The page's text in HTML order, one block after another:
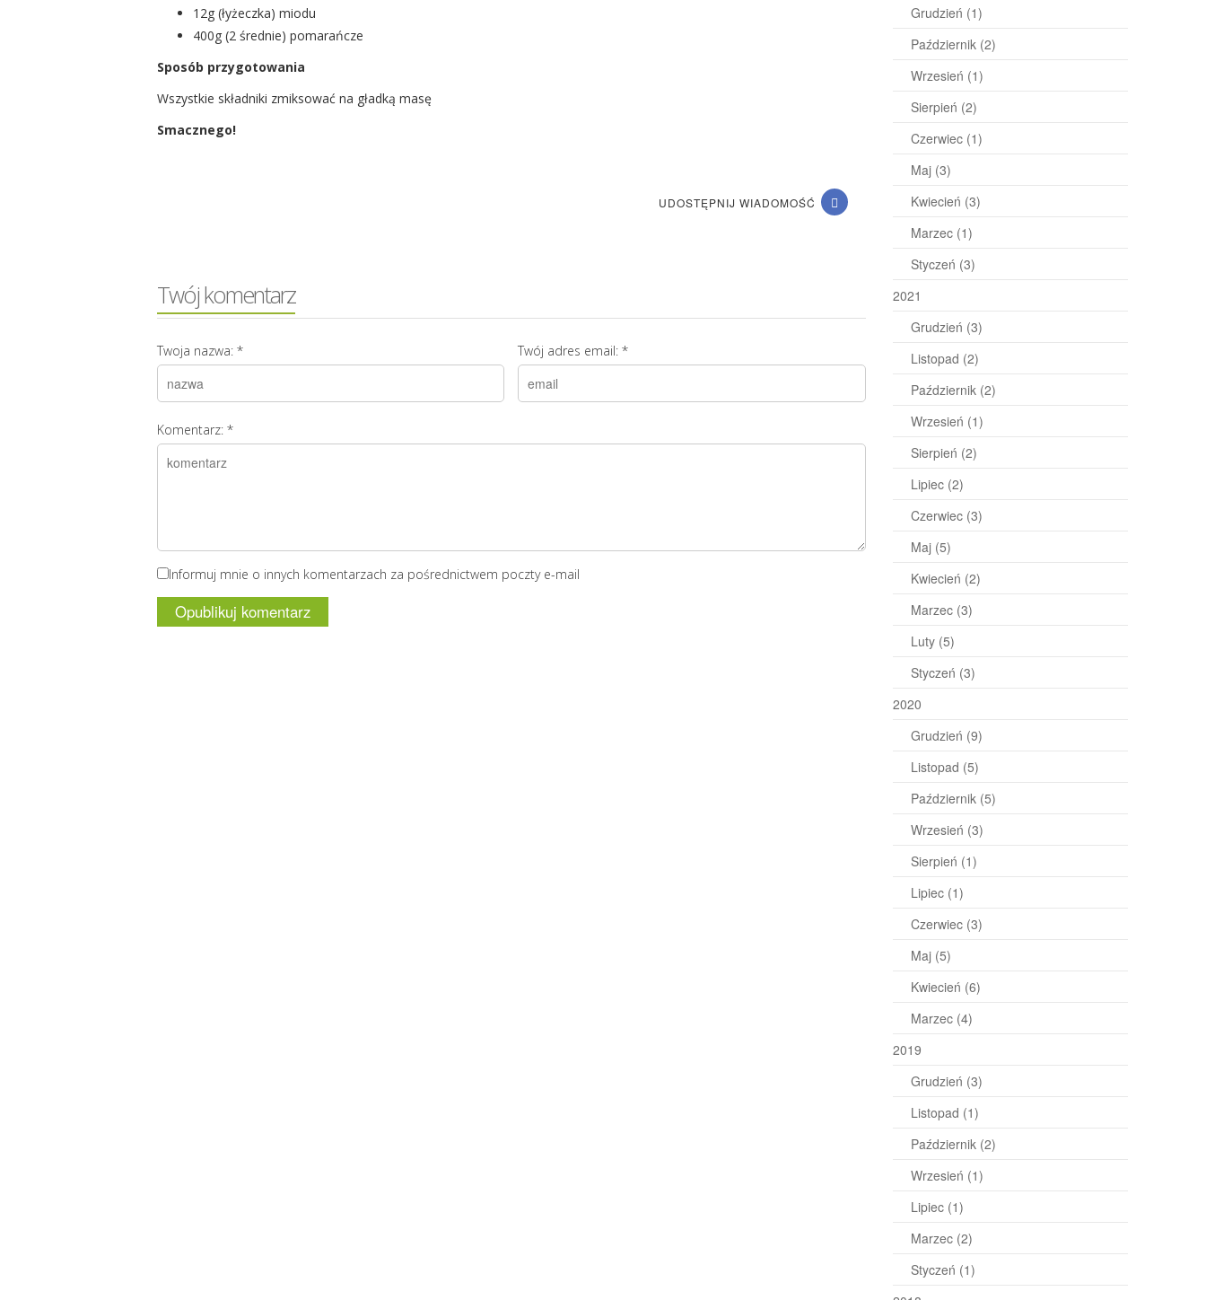
12g (łyżeczka) miodu
400g (2 średnie) pomarańcze
Sposób przygotowania
Wszystkie składniki zmiksować na gładką masę
Smacznego!
UDOSTĘPNIJ WIADOMOŚĆ
Twój komentarz
Twoja nazwa: * Twój adres email:*
Komentarz: *
Informuj mnie o innych komentarzach za pośrednictwem poczty e-mail
Grudzień (1)
Październik (2)
Wrzesień (1)
Sierpień (2)
Czerwiec (1)
Maj (3)
Kwiecień (3)
Marzec (1)
Styczeń (3)
2021
Grudzień (3)
Listopad (2)
Październik (2)
Wrzesień (1)
Sierpień (2)
Lipiec (2)
Czerwiec (3)
Maj (5)
Kwiecień (2)
Marzec (3)
Luty (5)
Styczeń (3)
2020
Grudzień (9)
Listopad (5)
Październik (5)
Wrzesień (3)
Sierpień (1)
Lipiec (1)
Czerwiec (3)
Maj (5)
Kwiecień (6)
Marzec (4)
2019
Grudzień (3)
Listopad (1)
Październik (2)
Wrzesień (1)
Lipiec (1)
Marzec (2)
Styczeń (1)